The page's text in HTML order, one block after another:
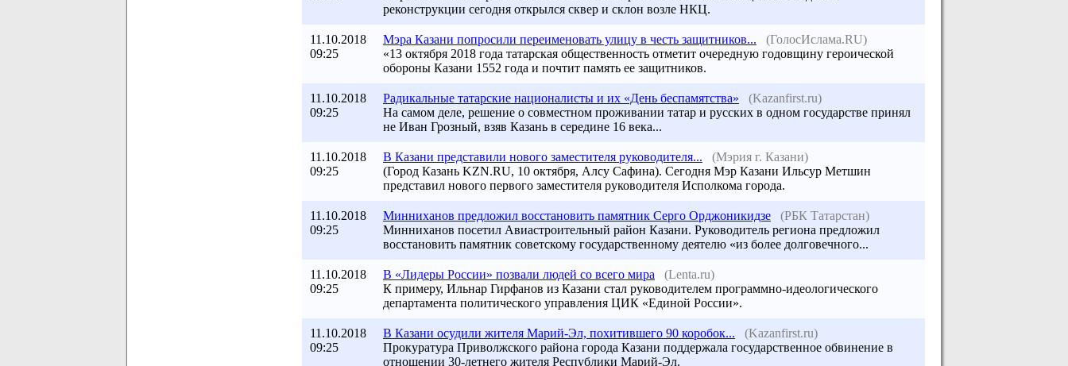
реконструкции сегодня открылся сквер и склон возле НКЦ.
11.10.2018
09:25
Мэра Казани попросили переименовать улицу в честь защитников...
(ГолосИслама.RU)
«13 октября 2018 года татарская общественность отметит очередную годовщину героической
обороны Казани 1552 года и почтит память ее защитников.
11.10.2018
09:25
Радикальные татарские националисты и их «День беспамятства»
(Kazanfirst.ru)
На самом деле, решение о совместном проживании татар и русских в одном государстве принял
не Иван Грозный, взяв Казань в середине 16 века...
11.10.2018
09:25
В Казани представили нового заместителя руководителя...
(Мэрия г. Казани)
(Город Казань KZN.RU, 10 октября, Алсу Сафина). Сегодня Мэр Казани Ильсур Метшин
представил нового первого заместителя руководителя Исполкома города.
11.10.2018
09:25
Минниханов предложил восстановить памятник Серго Орджоникидзе
(РБК Татарстан)
Минниханов посетил Авиастроительный район Казани. Руководитель региона предложил
восстановить памятник советскому государственному деятелю «из более долговечного...
11.10.2018
09:25
В «Лидеры России» позвали людей со всего мира
(Lenta.ru)
К примеру, Ильнар Гирфанов из Казани стал руководителем программно-идеологического
департамента политического управления ЦИК «Единой России».
11.10.2018
09:25
В Казани осудили жителя Марий-Эл, похитившего 90 коробок...
(Kazanfirst.ru)
Прокуратура Приволжского района города Казани поддержала государственное обвинение в
отношении 30-летнего жителя Республики Марий-Эл.